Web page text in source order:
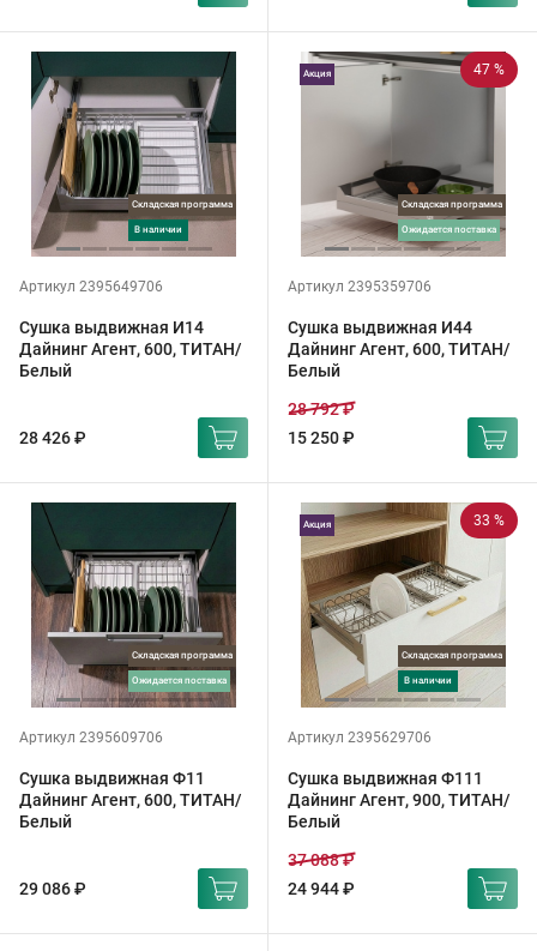
Складская программа
в наличии
Артикул 2395649706
Сушка выдвижная И14
Дайнинг Агент, 600, ТИТАН/
Белый
28 426 ₽
47 %
Складская программа
ожидается поставка
Акция
Артикул 2395359706
Сушка выдвижная И44
Дайнинг Агент, 600, ТИТАН/
Белый
15 250 ₽
28 792 ₽
Складская программа
ожидается поставка
Артикул 2395609706
Сушка выдвижная Ф11
Дайнинг Агент, 600, ТИТАН/
Белый
29 086 ₽
33 %
Складская программа
в наличии
Акция
Артикул 2395629706
Сушка выдвижная Ф111
Дайнинг Агент, 900, ТИТАН/
Белый
24 944 ₽
37 088 ₽